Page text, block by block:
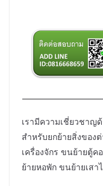
เรามีความเชี่ยวชาญ
สำหรับยกย้ายสิ่งของ
เครื่องจักร ขนย้ายตู้
ย้ายหอพัก ขนย้ายเส